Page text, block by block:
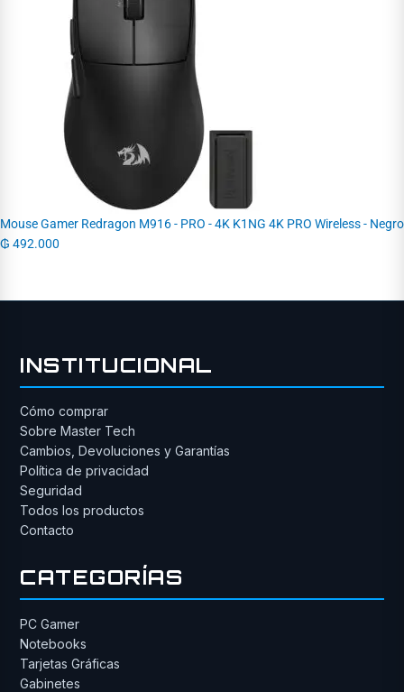
Mouse Gamer Redragon M916 - PRO - 4K K1NG 4K PRO Wireless - Negro
₲ 492.000
INSTITUCIONAL
Cómo comprar
Sobre Master Tech
Cambios, Devoluciones y Garantías
Política de privacidad
Seguridad
Todos los productos
Contacto
CATEGORÍAS
PC Gamer
Notebooks
Tarjetas Gráficas
Gabinetes